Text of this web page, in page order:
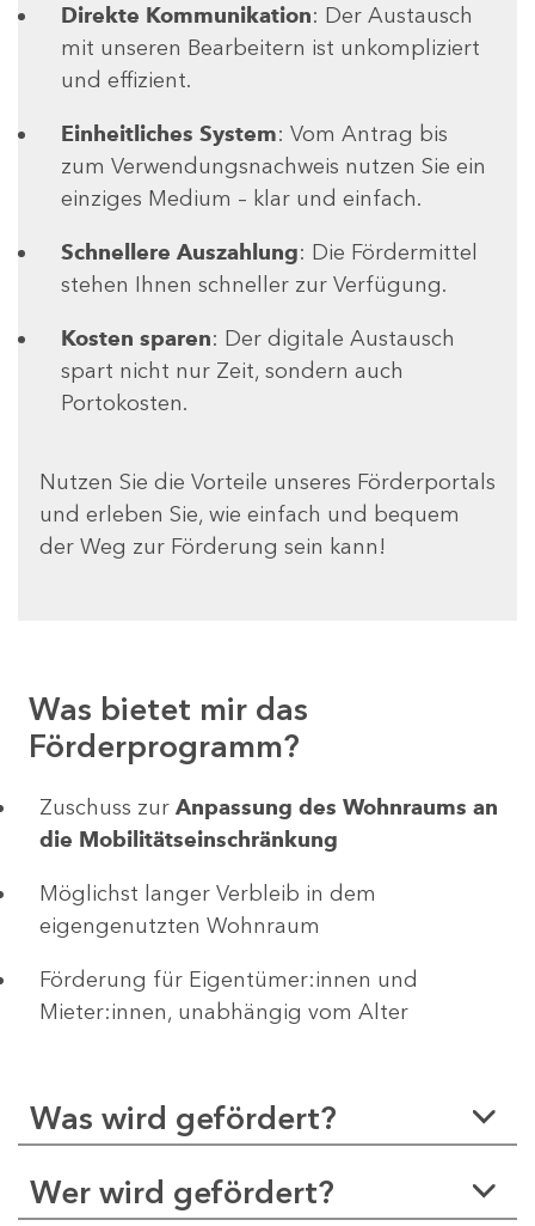
Direkte Kommunikation: Der Austausch
mit unseren Bearbeitern ist unkompliziert
und effizient.
Einheitliches System: Vom Antrag bis
zum Verwendungsnachweis nutzen Sie ein
einziges Medium – klar und einfach.
Schnellere Auszahlung: Die Fördermittel
stehen Ihnen schneller zur Verfügung.
Kosten sparen: Der digitale Austausch
spart nicht nur Zeit, sondern auch
Portokosten.
Nutzen Sie die Vorteile unseres Förderportals
und erleben Sie, wie einfach und bequem
der Weg zur Förderung sein kann!
Was bietet mir das
Förderprogramm?
Zuschuss zur Anpassung des Wohnraums an
die Mobilitätseinschränkung
Möglichst langer Verbleib in dem
eigengenutzten Wohnraum
Förderung für Eigentümer:innen und
Mieter:innen, unabhängig vom Alter
Was wird gefördert?
Wer wird gefördert?